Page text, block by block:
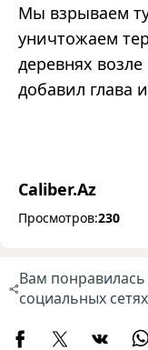
Мы взрываем
уничтожаем
деревнях
добавил глава
Caliber.Az
Просмотров:230
Вам
социальных сетях